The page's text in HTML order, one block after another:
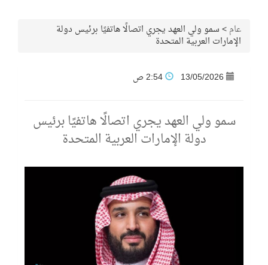
عام>سمو ولي العهد يجري اتصالًا هاتفيًا برئيس دولة
الإمارات العربية المتحدة
13/05/2026
سمو ولي العهد يجري اتصالًا هاتفيًا برئيس
دولة الإمارات العربية المتحدة